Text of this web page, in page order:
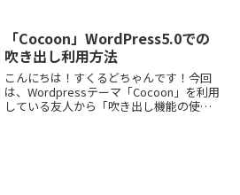
「Cocoon」WordPress5.0での
吹き出し利用方法
こんにちは！すくるどちゃんです！今回
は、Wordpressテーマ「Cocoon」を利用
している友人から「吹き出し機能の使い